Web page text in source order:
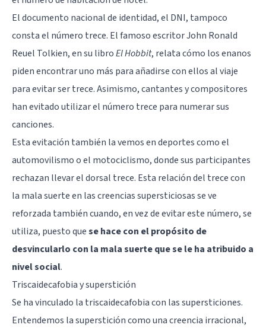
El documento nacional de identidad, el DNI, tampoco
consta el número trece. El famoso escritor John Ronald
Reuel Tolkien, en su libroEl Hobbit, relata cómo los enanos
piden encontrar uno más para añadirse con ellos al viaje
para evitar ser trece. Asimismo, cantantes y compositores
han evitado utilizar el número trece para numerar sus
canciones.
Esta evitación también la vemos en deportes como el
automovilismo o el motociclismo, donde sus participantes
rechazan llevar el dorsal trece. Esta relación del trece con
la mala suerte en las creencias supersticiosas se ve
reforzada también cuando, en vez de evitar este número, se
utiliza, puesto quese hace con el propósito de
desvincularlo con la mala suerte que se le ha atribuido a
nivel social.
Triscaidecafobia y superstición
Se ha vinculado la triscaidecafobia con las supersticiones.
Entendemos la superstición como una creencia irracional,